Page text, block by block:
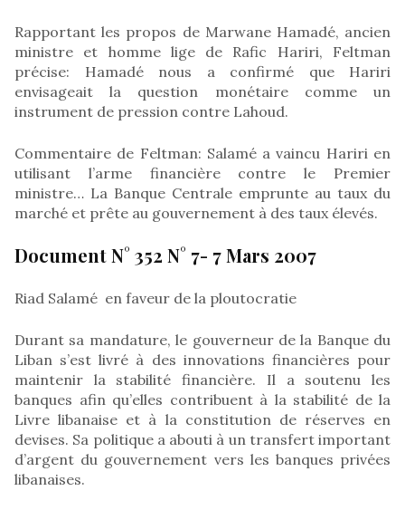
Rapportant les propos de Marwane Hamadé, ancien
ministre et homme lige de Rafic Hariri, Feltman
précise: Hamadé nous a confirmé que Hariri
envisageait la question monétaire comme un
instrument de pression contre Lahoud.
Commentaire de Feltman: Salamé a vaincu Hariri en
utilisant l’arme financière contre le Premier
ministre… La Banque Centrale emprunte au taux du
marché et prête au gouvernement à des taux élevés.
Document N° 352 N° 7- 7 Mars 2007
Riad Salamé en faveur de la ploutocratie
Durant sa mandature, le gouverneur de la Banque du
Liban s’est livré à des innovations financières pour
maintenir la stabilité financière. Il a soutenu les
banques afin qu’elles contribuent à la stabilité de la
Livre libanaise et à la constitution de réserves en
devises. Sa politique a abouti à un transfert important
d’argent du gouvernement vers les banques privées
libanaises.